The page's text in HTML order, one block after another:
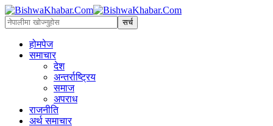
होमपेज
समाचार
देश
अन्तर्राष्ट्रिय
समाज
अपराध
राजनीति
अर्थ समाचार